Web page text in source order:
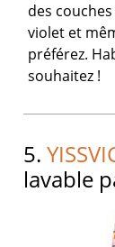
des
violet et
préférez.
souhaitez !
5.
lavable